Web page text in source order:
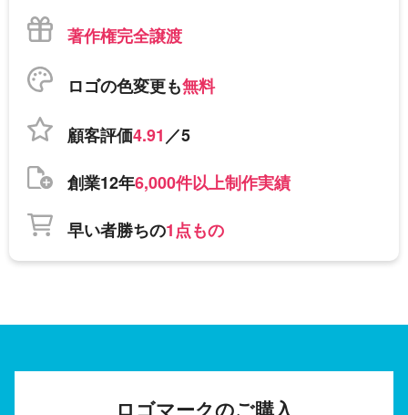
著作権完全譲渡
ロゴの色変更も無料
顧客評価4.91／5
創業12年6,000件以上制作実績
早い者勝ちの1点もの
ロゴマークのご購入